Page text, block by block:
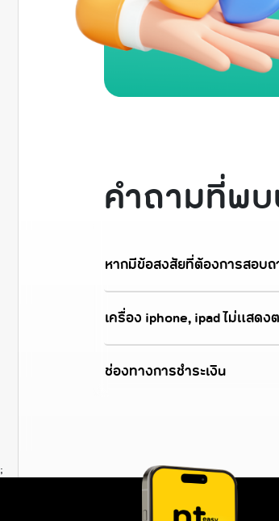
คำถามที่พ
หากมีข้อสงสัยที่ต้องการสอบ
เครื่อง iphone, ipad ไม่แสด
ช่องทางการชำระเงิน
;